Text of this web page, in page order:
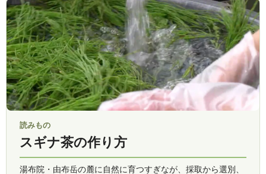
読みもの
スギナ茶の作り方
湯布院・由布岳の麓に自然に育つすぎなが、採取から選別、